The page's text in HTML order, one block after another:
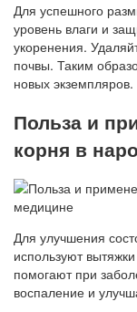
Для успешного
уровень влаги и
укоренения.
почвы. Таким
новых экземпляров.
Польза и
корня в
Для улучшения
используют
помогают при
воспаление и